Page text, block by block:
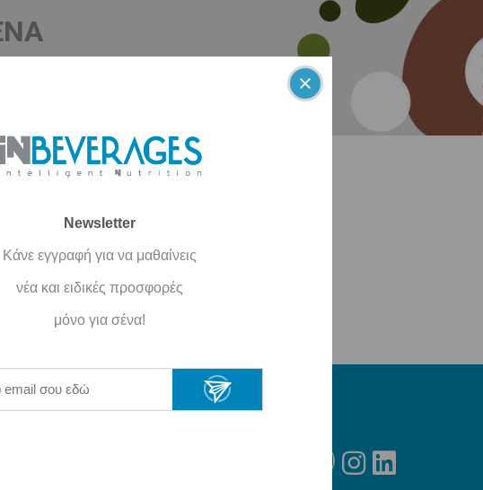
679 του Ευρωπαϊκού Κοινοβουλίου και του
θα πρέπει να έχει το δικαίωμα να ζητεί τη
το αφορούν» Το Inbeverages είναι πάντα στη
προσωπικές σας πληροφορίες. Εάν είστε
τις προσωπικές σας πληροφορίες.
Newsletter
Κάνε εγγραφή για να μαθαίνεις
νέα και ειδικές προσφορές
μόνο για σένα!